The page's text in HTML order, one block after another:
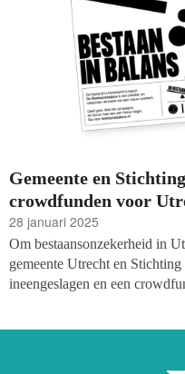
Gemeente en
crowdfunden voor
28 januari 2025
Om bestaansonzekerheid in
gemeente Utrecht en
ineengeslagen en een